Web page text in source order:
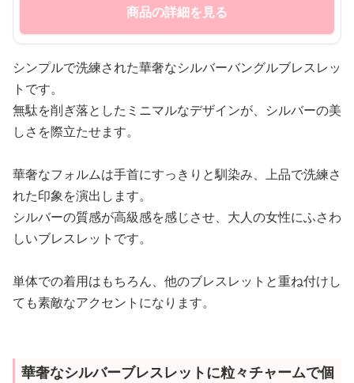
商品の詳細を見る
シンプルで洗練された華奢なシルバーバングルブレスレッ
トです。
無駄を削ぎ落としたミニマルなデザインが、シルバーの美
しさを際立たせます。
華奢なフォルムは手首にすっきりと馴染み、上品で洗練さ
れた印象を演出します。
シルバーの質感が高級感を感じさせ、大人の女性にふさわ
しいブレスレットです。
単体での着用はもちろん、他のブレスレットと重ね付けし
ても素敵なアクセントになります。
華奢なシルバーブレスレットに粒々チャームで個